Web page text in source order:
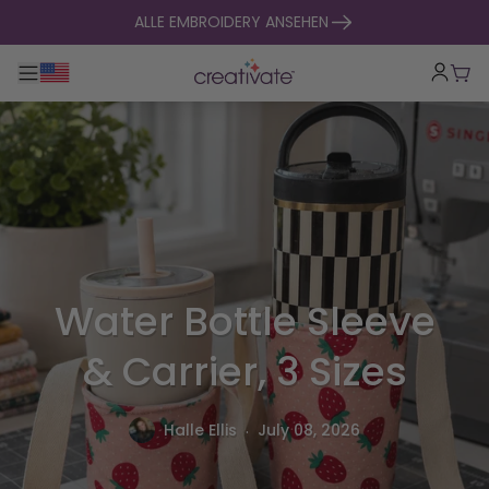
zum Inhalt springenALLE EMBROIDERY ANSEHEN
Hauptnavigation umklappen
Water Bottle Sleeve
& Carrier, 3 Sizes
Halle Ellis . July 08, 2026